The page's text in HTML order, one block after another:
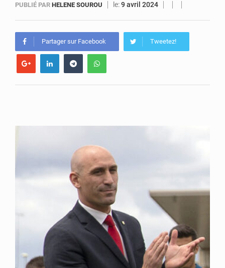
PUBLIÉ PAR HELENE SOUROU le:9 avril 2024
Partager sur Facebook Tweetez!